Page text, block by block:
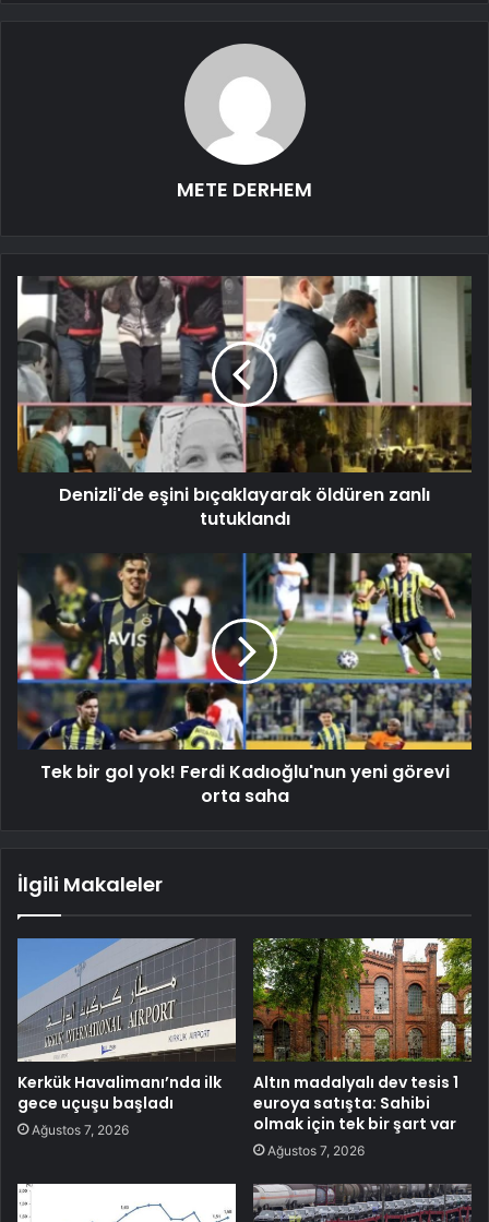
METE DERHEM
Denizli'de eşini bıçaklayarak öldüren zanlı
tutuklandı
Tek bir gol yok! Ferdi Kadıoğlu'nun yeni görevi
orta saha
İlgili Makaleler
Kerkük Havalimanı’nda ilk
gece uçuşu başladı
Ağustos 7, 2026
Altın madalyalı dev tesis 1
euroya satışta: Sahibi
olmak için tek bir şart var
Ağustos 7, 2026